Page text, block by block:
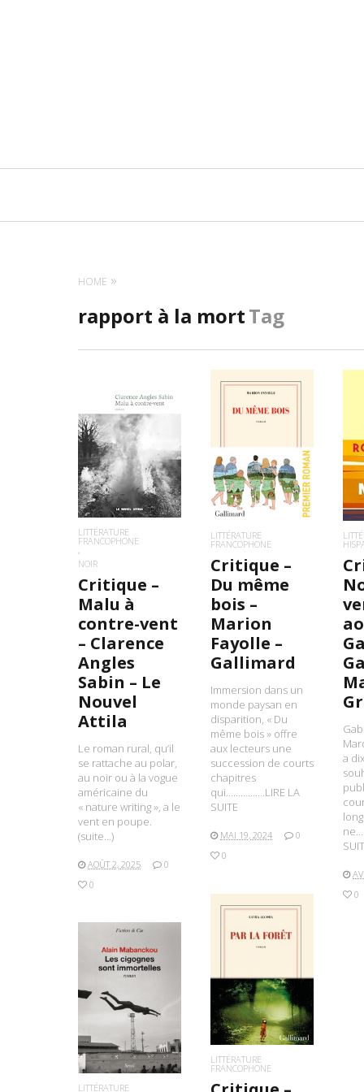
HOME
rapport à la mortTag
LIRE LA SUITE
LITTÉRATURE
FRANCOPHONE
NOIR
Critique –
Malu à
contre-vent
– Clarence
Angles
Sabin – Le
Nouvel
Attila
Le roman rural, qu’il
se rattache au polar,
au noir ou à la vogue
américaine du
« nature writing », a le
vent en poupe.
(suite…)
AOÛT 2, 2025
0
0
LIRE LA SUITE
LITTÉRATURE
FRANCOPHONE
Critique –
Du même
bois –
Marion
Fayolle –
Gallimard
Immersion dans un
monde paysan en
disparition, « Du
même bois » offre
aux lecteurs une
succession de courts
chapitres
qui…………….LIRE LA
SUITE
MAI 19, 2024
0
0
a
0
LITTÉRATURE
FRANCOPHONE
LIRE LA SUITE
LITTÉRATURE